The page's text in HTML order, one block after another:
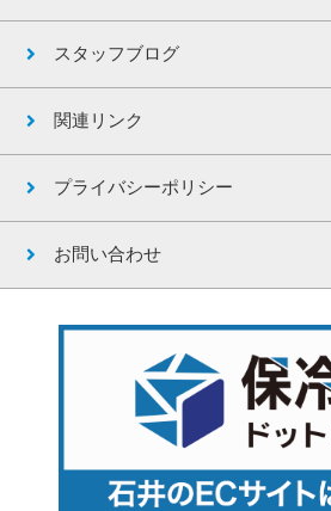
スタッフブログ
関連リンク
プライバシーポリシー
お問い合わせ